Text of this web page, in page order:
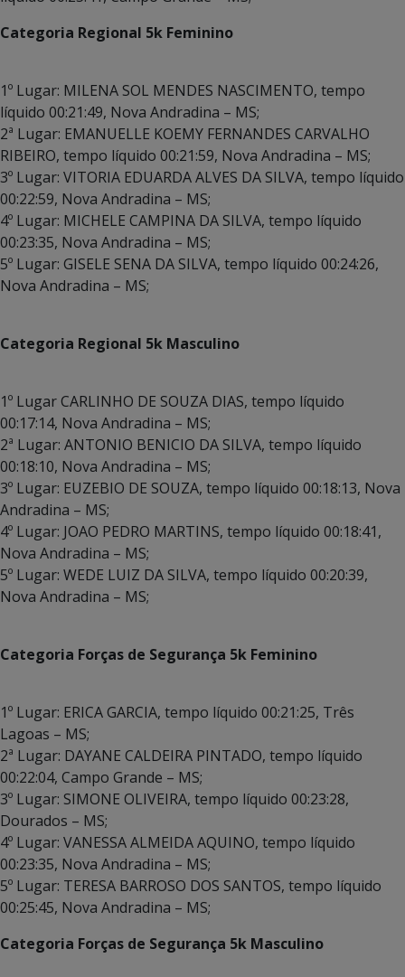
Categoria Regional 5k Feminino
1º Lugar: MILENA SOL MENDES NASCIMENTO, tempo
líquido 00:21:49, Nova Andradina – MS;
2ª Lugar: EMANUELLE KOEMY FERNANDES CARVALHO
RIBEIRO, tempo líquido 00:21:59, Nova Andradina – MS;
3º Lugar: VITORIA EDUARDA ALVES DA SILVA, tempo líquido
00:22:59, Nova Andradina – MS;
4º Lugar: MICHELE CAMPINA DA SILVA, tempo líquido
00:23:35, Nova Andradina – MS;
5º Lugar: GISELE SENA DA SILVA, tempo líquido 00:24:26,
Nova Andradina – MS;
Categoria Regional 5k Masculino
1º Lugar CARLINHO DE SOUZA DIAS, tempo líquido
00:17:14, Nova Andradina – MS;
2ª Lugar: ANTONIO BENICIO DA SILVA, tempo líquido
00:18:10, Nova Andradina – MS;
3º Lugar: EUZEBIO DE SOUZA, tempo líquido 00:18:13, Nova
Andradina – MS;
4º Lugar: JOAO PEDRO MARTINS, tempo líquido 00:18:41,
Nova Andradina – MS;
5º Lugar: WEDE LUIZ DA SILVA, tempo líquido 00:20:39,
Nova Andradina – MS;
Categoria Forças de Segurança 5k Feminino
1º Lugar: ERICA GARCIA, tempo líquido 00:21:25, Três
Lagoas – MS;
2ª Lugar: DAYANE CALDEIRA PINTADO, tempo líquido
00:22:04, Campo Grande – MS;
3º Lugar: SIMONE OLIVEIRA, tempo líquido 00:23:28,
Dourados – MS;
4º Lugar: VANESSA ALMEIDA AQUINO, tempo líquido
00:23:35, Nova Andradina – MS;
5º Lugar: TERESA BARROSO DOS SANTOS, tempo líquido
00:25:45, Nova Andradina – MS;
Categoria Forças de Segurança 5k Masculino